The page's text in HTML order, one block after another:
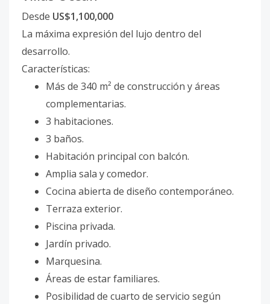
Desde US$1,100,000
La máxima expresión del lujo dentro del
desarrollo.
Características:
Más de 340 m² de construcción y áreas
complementarias.
3 habitaciones.
3 baños.
Habitación principal con balcón.
Amplia sala y comedor.
Cocina abierta de diseño contemporáneo.
Terraza exterior.
Piscina privada.
Jardín privado.
Marquesina.
Áreas de estar familiares.
Posibilidad de cuarto de servicio según